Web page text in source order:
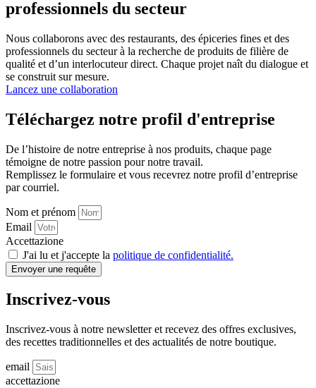
professionnels du secteur
Nous collaborons avec des restaurants, des épiceries fines et des
professionnels du secteur à la recherche de produits de filière de
qualité et d’un interlocuteur direct. Chaque projet naît du dialogue et
se construit sur mesure.
Lancez une collaboration
Téléchargez notre profil d'entreprise
De l’histoire de notre entreprise à nos produits, chaque page
témoigne de notre passion pour notre travail.
Remplissez le formulaire et vous recevrez notre profil d’entreprise
par courriel.
Nom et prénom
Email
Accettazione
J'ai lu et j'accepte la politique de confidentialité.
Envoyer une requête
Inscrivez-vous
Inscrivez-vous à notre newsletter et recevez des offres exclusives,
des recettes traditionnelles et des actualités de notre boutique.
email
accettazione